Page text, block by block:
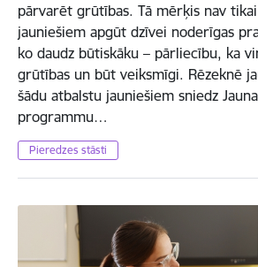
pārvarēt grūtības. Tā mērķis nav
jauniešiem apgūt dzīvei noderīgas
ko daudz būtiskāku – pārliecību, ka
grūtības un būt veiksmīgi. Rēzeknē
šādu atbalstu jauniešiem sniedz
programmu…
Pieredzes stāsti